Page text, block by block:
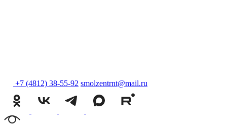
+7 (4812) 38-55-92 smolzentrnt@mail.ru